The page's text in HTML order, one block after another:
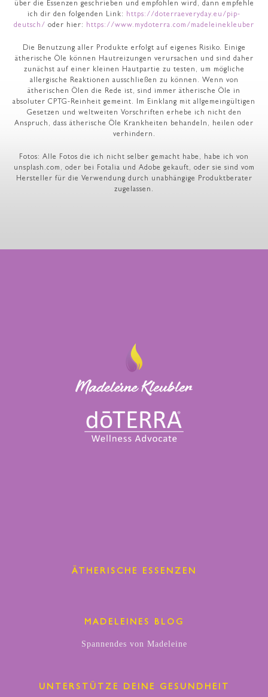
über die Essenzen geschrieben und empfohlen wird, dann empfehle
ich dir den folgenden Link: https://doterraeveryday.eu/pip-
deutsch/ oder hier: https://www.mydoterra.com/madeleinekleuber
Die Benutzung aller Produkte erfolgt auf eigenes Risiko. Einige
ätherische Öle können Hautreizungen verursachen und sind daher
zunächst auf einer kleinen Hautpartie zu testen, um mögliche
allergische Reaktionen ausschließen zu können. Wenn von
ätherischen Ölen die Rede ist, sind immer ätherische Öle in
absoluter CPTG-Reinheit gemeint. Im Einklang mit allgemeingültigen
Gesetzen und weltweiten Vorschriften erhebe ich nicht den
Anspruch, dass ätherische Öle Krankheiten behandeln, heilen oder
verhindern.
Fotos: Alle Fotos die ich nicht selber gemacht habe, habe ich von
unsplash.com, oder bei Fotalia und Adobe gekauft, oder sie sind vom
Hersteller für die Verwendung durch unabhängige Produktberater
zugelassen.
ÄTHERISCHE ESSENZEN
MADELEINES BLOG
Spannendes von Madeleine
UNTERSTÜTZE DEINE GESUNDHEIT